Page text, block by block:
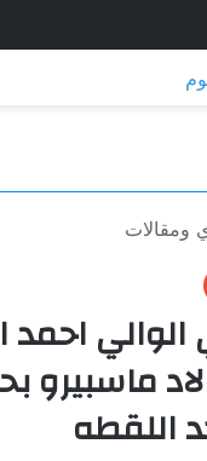
ومقالات
الوالي
ماسبيرو
اللقطه